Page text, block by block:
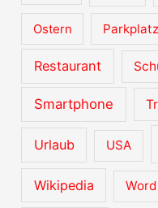
Ostern Parkplatz
Restaurant
Smartphone
Urlaub USA
Wikipedia